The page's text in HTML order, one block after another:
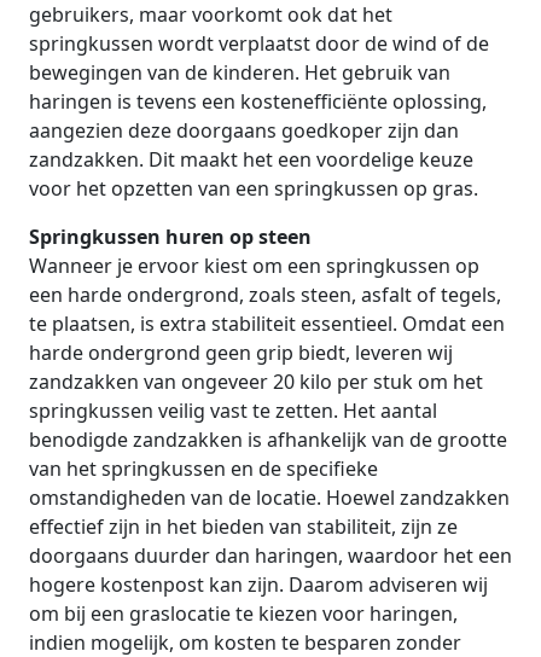
gebruikers, maar voorkomt ook dat het
springkussen wordt verplaatst door de wind of de
bewegingen van de kinderen. Het gebruik van
haringen is tevens een kostenefficiënte oplossing,
aangezien deze doorgaans goedkoper zijn dan
zandzakken. Dit maakt het een voordelige keuze
voor het opzetten van een springkussen op gras.
Springkussen huren op steen
Wanneer je ervoor kiest om een springkussen op
een harde ondergrond, zoals steen, asfalt of tegels,
te plaatsen, is extra stabiliteit essentieel. Omdat een
harde ondergrond geen grip biedt, leveren wij
zandzakken van ongeveer 20 kilo per stuk om het
springkussen veilig vast te zetten. Het aantal
benodigde zandzakken is afhankelijk van de grootte
van het springkussen en de specifieke
omstandigheden van de locatie. Hoewel zandzakken
effectief zijn in het bieden van stabiliteit, zijn ze
doorgaans duurder dan haringen, waardoor het een
hogere kostenpost kan zijn. Daarom adviseren wij
om bij een graslocatie te kiezen voor haringen,
indien mogelijk, om kosten te besparen zonder